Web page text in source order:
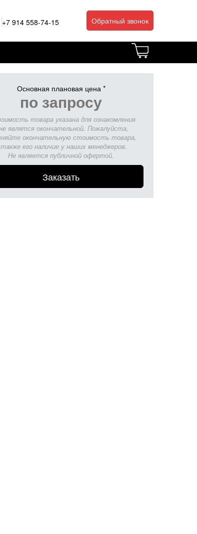
+7 914 558-74-15 Обратный звонок
Основная плановая цена *
по запросу
товара указана для ознакомления
являтся окончательной. Пожалуйста,
окончательную стоимость товара,
его наличие у наших менеджеров.
Не является публичной офертой.
Заказать